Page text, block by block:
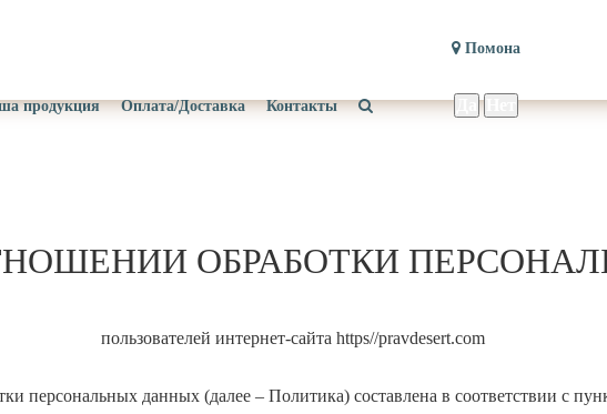
продукция Оплата/Доставка Контакты
Помона
ОБРАБОТКИ
пользователей интернет-сайта https//pravdesert.com
персональных данных (далее – Политика) составлена в соответствии с